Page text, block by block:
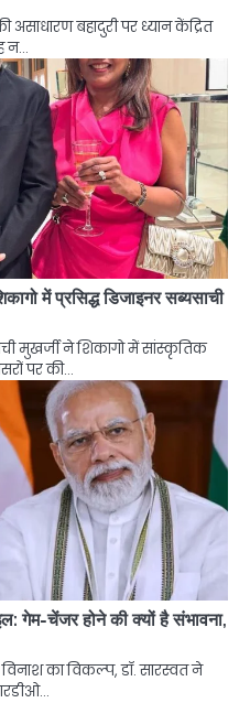
बहादुरी पर ध्यान केंद्रित
न…
में प्रसिद्ध डिजाइनर सब्यसाची
मुखर्जी ने शिकागो में सांस्कृतिक
पर की…
गेम-चेंजर होने की क्यों है संभावना,
का विकल्प, डॉ. सारस्वत ने